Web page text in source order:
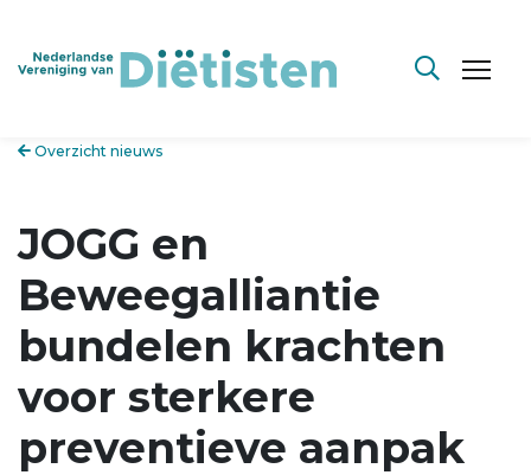
Overzicht nieuws
JOGG en
Beweegalliantie
bundelen krachten
voor sterkere
preventieve aanpak